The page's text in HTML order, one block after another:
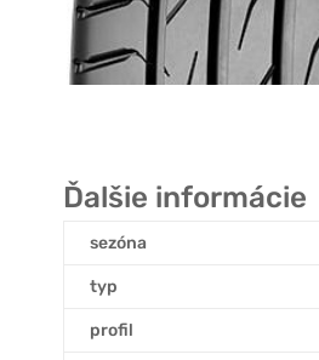
Ďalšie informácie
sezóna
typ
profil